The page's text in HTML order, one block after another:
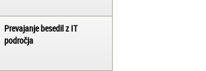
Prevajanje besedil z IT
področja